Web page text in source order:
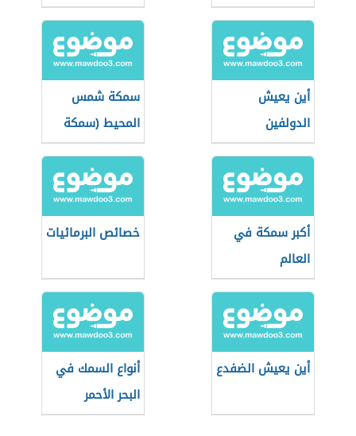
أين يعيش
الدولفين
سمكة شمس
المحيط (سمكة
ضخمة)
أكبر سمكة في
العالم
خصائص البرمائيات
أين يعيش الضفدع
أنواع السمك في
البحر الأحمر